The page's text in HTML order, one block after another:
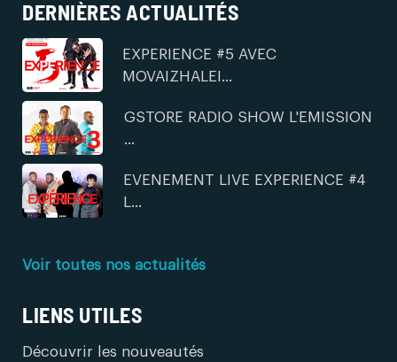
DERNIÈRES ACTUALITÉS
EXPERIENCE #5 AVEC
MOVAIZHALEI...
GSTORE RADIO SHOW L'EMISSION
...
EVENEMENT LIVE EXPERIENCE #4
L...
Voir toutes nos actualités
LIENS UTILES
Découvrir les nouveautés